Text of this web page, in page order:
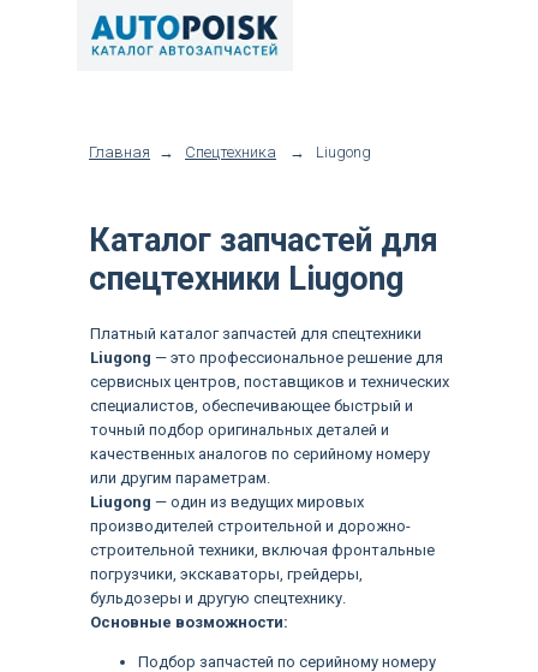
Главная Спецтехника
→ → Liugong
Платный каталог запчастей для спецтехники
Liugong — это профессиональное решение для
сервисных центров, поставщиков и технических
специалистов, обеспечивающее быстрый и
точный подбор оригинальных деталей и
качественных аналогов по серийному номеру
или другим параметрам.
Liugong — один из ведущих мировых
производителей строительной и дорожно-
строительной техники, включая фронтальные
погрузчики, экскаваторы, грейдеры,
бульдозеры и другую спецтехнику.
Основные возможности:
Подбор запчастей по серийному номеру
Каталог запчастей для
спецтехники Liugong